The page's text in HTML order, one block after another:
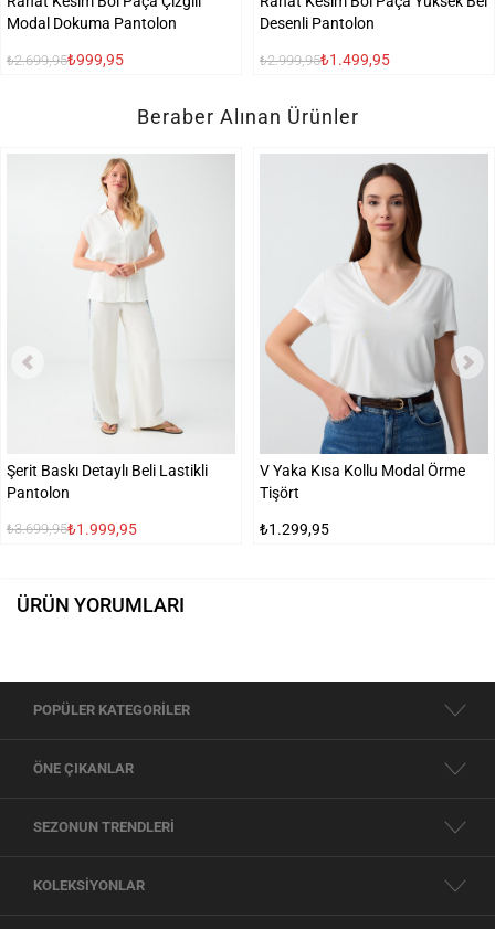
Modal Dokuma Pantolon
₺2.699,95₺999,95
Desenli Pantolon
₺2.999,95₺1.499,95
Beraber Alınan Ürünler
Şerit Baskı Detaylı Beli Lastikli
Pantolon
₺3.699,95₺1.999,95
V Yaka Kısa Kollu Modal Örme
Tişört
₺1.299,95
ÜRÜN YORUMLARI
POPÜLER KATEGORİLER
ÖNE ÇIKANLAR
SEZONUN TRENDLERİ
KOLEKSİYONLAR